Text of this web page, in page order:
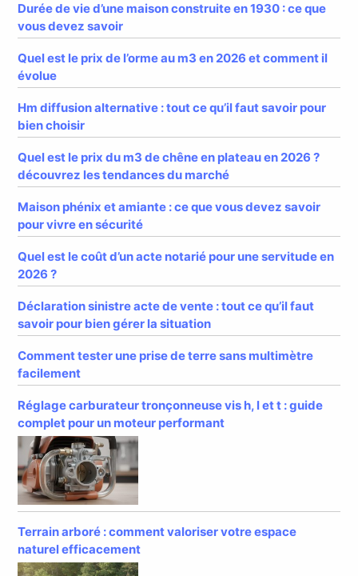
Durée de vie d’une maison construite en 1930 : ce que
vous devez savoir
Quel est le prix de l’orme au m3 en 2026 et comment il
évolue
Hm diffusion alternative : tout ce qu’il faut savoir pour
bien choisir
Quel est le prix du m3 de chêne en plateau en 2026 ?
découvrez les tendances du marché
Maison phénix et amiante : ce que vous devez savoir
pour vivre en sécurité
Quel est le coût d’un acte notarié pour une servitude en
2026 ?
Déclaration sinistre acte de vente : tout ce qu’il faut
savoir pour bien gérer la situation
Comment tester une prise de terre sans multimètre
facilement
Réglage carburateur tronçonneuse vis h, l et t : guide
complet pour un moteur performant
Terrain arboré : comment valoriser votre espace
naturel efficacement